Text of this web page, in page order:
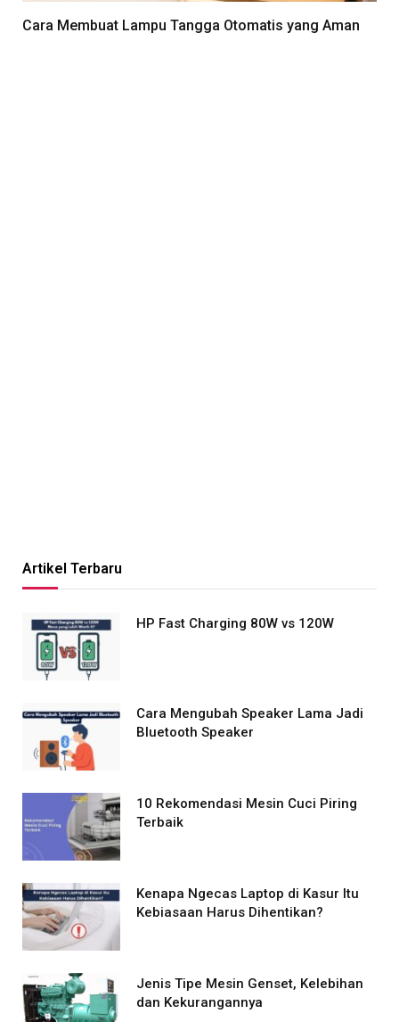
Cara Membuat Lampu Tangga Otomatis yang Aman
Artikel Terbaru
HP Fast Charging 80W vs 120W
Cara Mengubah Speaker Lama Jadi
Bluetooth Speaker
10 Rekomendasi Mesin Cuci Piring
Terbaik
Kenapa Ngecas Laptop di Kasur Itu
Kebiasaan Harus Dihentikan?
Jenis Tipe Mesin Genset, Kelebihan
dan Kekurangannya